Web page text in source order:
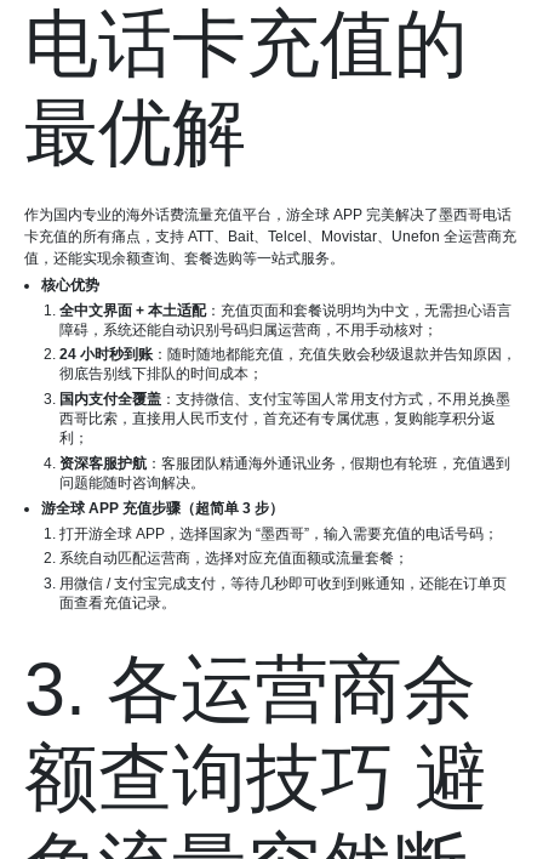
电话卡充值的
最优解
作为国内专业的海外话费流量充值平台，游全球 APP 完美解决了墨西哥电话
卡充值的所有痛点，支持 ATT、Bait、Telcel、Movistar、Unefon 全运营商充
值，还能实现余额查询、套餐选购等一站式服务。
核心优势
全中文界面 + 本土适配：充值页面和套餐说明均为中文，无需担心语言
障碍，系统还能自动识别号码归属运营商，不用手动核对；
24 小时秒到账：随时随地都能充值，充值失败会秒级退款并告知原因，
彻底告别线下排队的时间成本；
国内支付全覆盖：支持微信、支付宝等国人常用支付方式，不用兑换墨
西哥比索，直接用人民币支付，首充还有专属优惠，复购能享积分返
利；
资深客服护航：客服团队精通海外通讯业务，假期也有轮班，充值遇到
问题能随时咨询解决。
游全球 APP 充值步骤（超简单 3 步）
打开游全球 APP，选择国家为 “墨西哥”，输入需要充值的电话号码；
系统自动匹配运营商，选择对应充值面额或流量套餐；
用微信 / 支付宝完成支付，等待几秒即可收到到账通知，还能在订单页
面查看充值记录。
3. 各运营商余
额查询技巧 避